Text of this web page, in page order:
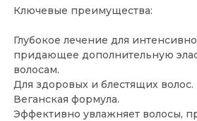
Ключевые преимущества:
Глубокое лечение для
придающее дополнительную
волосам.
Для здоровых и блестящих волос.
Веганская формула.
Эффективно увлажняет волосы,